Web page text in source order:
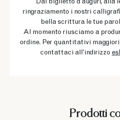
Dal biglietto d’auguri, alla
ringraziamento i nostri
bella scrittura le tue
Al momento riusciamo a
ordine. Per quantitativi
contattaci all’indirizzo
Prodotti